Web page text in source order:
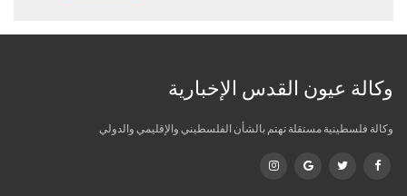
وكالة عيون القدس الإخبارية
وكالة فلسطينية مستقلة تهتم بالشأن الفلسطيني والإقليمي والدولي